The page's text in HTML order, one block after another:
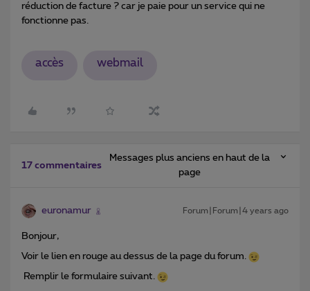
réduction de facture ? car je paie pour un service qui ne
fonctionne pas.
accès webmail
17 commentaires
Messages plus anciens en haut de la
page
euronamur Forum|Forum|4 years ago
Bonjour,
Voir le lien en rouge au dessus de la page du forum.
Remplir le formulaire suivant.